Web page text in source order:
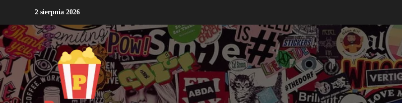
treści
2 sierpnia 2026